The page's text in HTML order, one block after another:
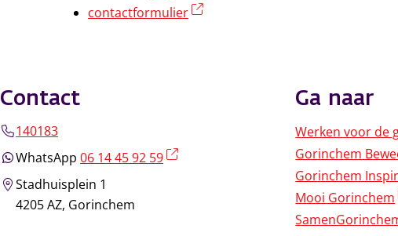
contactformulier
Contact
140183
WhatsApp 06 14 45 92 59
Stadhuisplein 1
4205 AZ, Gorinchem
Ga naar
Werken voor de
Gorinchem
Gorinchem
Mooi Gorinchem